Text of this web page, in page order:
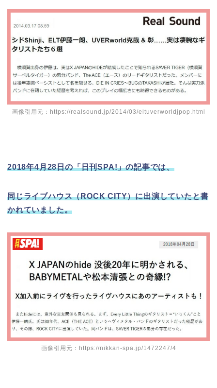
画像引用元：https://realsound.jp/2014/03/eltuverworldjpop.html
2018年4月28日の「日刊SPA!」の記事では、
同じライブハウス（ROCK CITY）に出演していたと書
かれていました。
画像引用元：https://nikkan-spa.jp/1472247/4